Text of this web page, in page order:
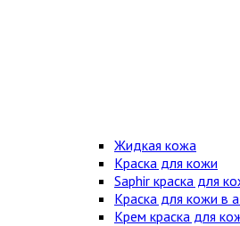
Жидкая кожа
Краска для кожи
Saphir краска для
Краска для кожи в
Крем краска для